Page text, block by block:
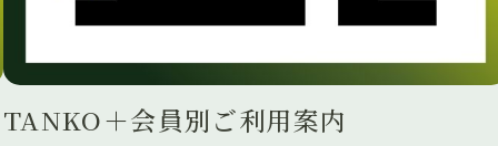
TANKO＋会員別ご利用案内